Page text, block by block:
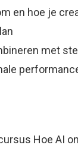
en hoe je
met
Hoe AI